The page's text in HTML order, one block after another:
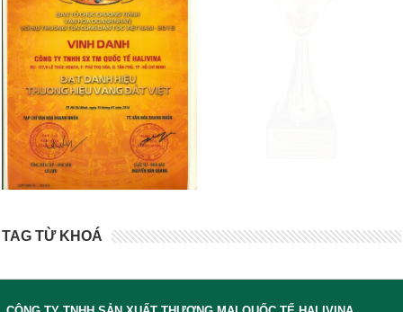
TAG TỪ KHOÁ